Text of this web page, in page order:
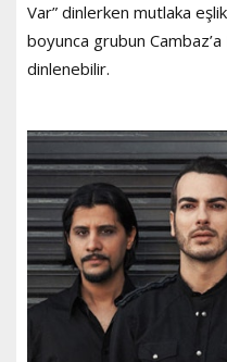
Var” dinlerken mutlaka
boyunca grubun Cambaz’a
dinlenebilir.